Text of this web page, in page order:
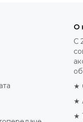
О
С
★
★
★